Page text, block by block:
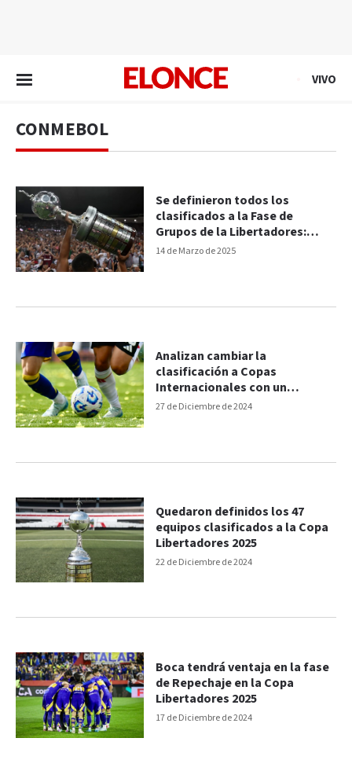
VIVO
CONMEBOL
14 de Marzo de 2025
Se definieron todos los
clasificados a la Fase de
Grupos de la Libertadores:
cuándo es el sorteo
27 de Diciembre de 2024
Analizan cambiar la
clasificación a Copas
Internacionales con un
“sistema de ranking”
22 de Diciembre de 2024
Quedaron definidos los 47
equipos clasificados a la Copa
Libertadores 2025
17 de Diciembre de 2024
Boca tendrá ventaja en la fase
de Repechaje en la Copa
Libertadores 2025